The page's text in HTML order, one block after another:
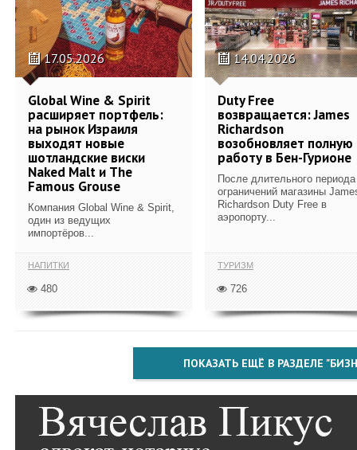
17.05.2026
Global Wine & Spirit
расширяет портфель:
на рынок Израиля
выходят новые
шотландские виски
Naked Malt и The
Famous Grouse
Компания Global Wine & Spirit,
один из ведущих
импортёров...
НАПИТКИ
480
14.04.2026
Duty Free
возвращается: James
Richardson
возобновляет полную
работу в Бен-Гурионе
После длительного периода
ограничений магазины
Richardson Duty Free в
аэропорту...
ТУРИЗМ
726
ПОКАЗАТЬ ЕЩЁ В РАЗДЕЛЕ